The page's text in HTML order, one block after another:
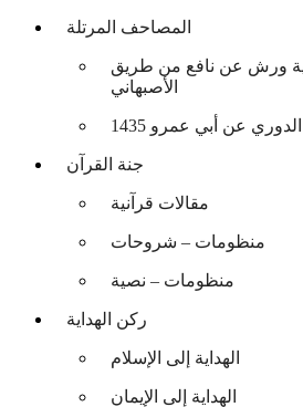
المصاحف المرتلة
ورش عن نافع من طريق
الأصبهاني
عن أبي عمرو 1435
جنة القرآن
مقالات قرآنية
منظومات – شروحات
منظومات – نصية
ركن الهداية
الهداية إلى الإسلام
الهداية إلى الإيمان